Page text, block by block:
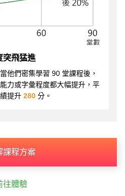
突飛猛進
他們密集學習 90 堂課程後，
力或字彙程度都大幅提升，平
提升 280 分。
課程方案
往體驗